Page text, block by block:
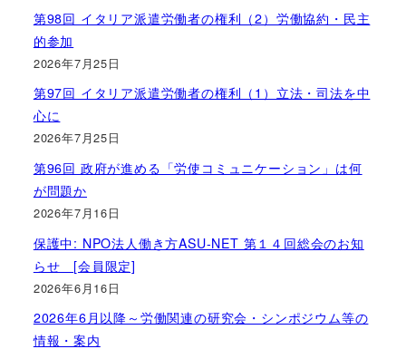
第98回 イタリア派遣労働者の権利（2）労働協約・民主
的参加
2026年7月25日
第97回 イタリア派遣労働者の権利（1）立法・司法を中
心に
2026年7月25日
第96回 政府が進める「労使コミュニケーション」は何
が問題か
2026年7月16日
保護中: NPO法人働き方ASU-NET 第１４回総会のお知
らせ [会員限定]
2026年6月16日
2026年6月以降～労働関連の研究会・シンポジウム等の
情報・案内